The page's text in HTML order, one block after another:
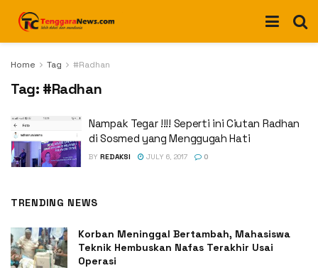
Home Tag #Radhan
Tag: #Radhan
Nampak Tegar !!!! Seperti ini Ciutan Radhan
di Sosmed yang Menggugah Hati
BY REDAKSI JULY 6, 2017 0
TRENDING NEWS
Korban Meninggal Bertambah, Mahasiswa
Teknik Hembuskan Nafas Terakhir Usai
Operasi